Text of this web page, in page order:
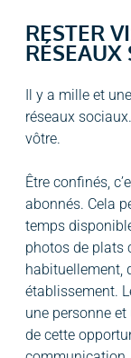
RESTER
RÉSEAUX
Il y a mille et
réseaux
vôtre.
Être confinés,
abonnés. Cela
temps
photos de plats
habituellement,
établissement.
une personne
de cette